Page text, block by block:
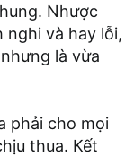
Nhược
nghi và hay lỗi,
là vừa
phải cho mọi
thua. Kết